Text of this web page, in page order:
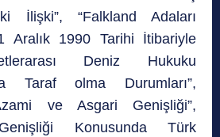
İlişki”, “Falkland Adaları
Aralık 1990 Tarihi İtibariyle
Deniz Hukuku
Taraf olma Durumları”,
ve Asgari Genişliği”,
Genişliği Konusunda Türk